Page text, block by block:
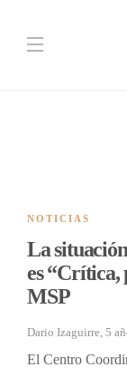
NOTICIAS
La
es “Crítica,
MSP
Dario Izaguirre, 5
El Centro